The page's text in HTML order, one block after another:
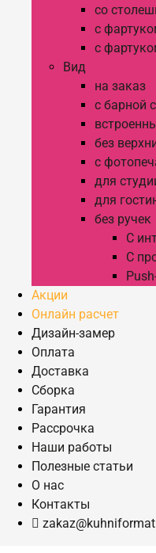
со
с
с
Вид
на заказ
с барной
без
с
для
для
без ручек
С
С
Акции
Онлайн расчет
Дизайн-замер
Оплата
Доставка
Сборка
Гарантия
Рассрочка
Наши работы
Полезные статьи
О нас
Контакты